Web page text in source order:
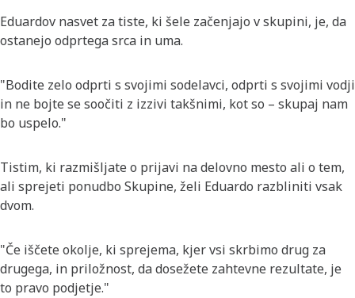
Eduardov nasvet za tiste, ki šele začenjajo v skupini, je, da
ostanejo odprtega srca in uma.
"Bodite zelo odprti s svojimi sodelavci, odprti s svojimi vodji
in ne bojte se soočiti z izzivi takšnimi, kot so – skupaj nam
bo uspelo."
Tistim, ki razmišljate o prijavi na delovno mesto ali o tem,
ali sprejeti ponudbo Skupine, želi Eduardo razbliniti vsak
dvom.
"Če iščete okolje, ki sprejema, kjer vsi skrbimo drug za
drugega, in priložnost, da dosežete zahtevne rezultate, je
to pravo podjetje."